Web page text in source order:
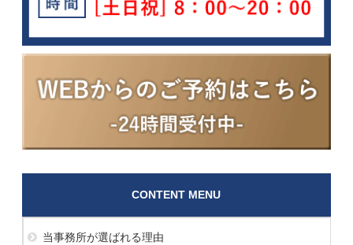
CONTENT MENU
当事務所が選ばれる理由